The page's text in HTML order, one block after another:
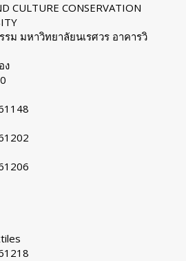
CULTURE CONSERVATION
ม มหาวิทยาลัยนเรศวร อาคารวิ
ง